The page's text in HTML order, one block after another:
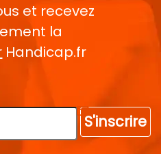
et recevez
la
Handicap.fr
S'inscrire